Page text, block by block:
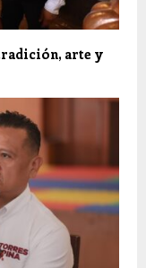
arte y